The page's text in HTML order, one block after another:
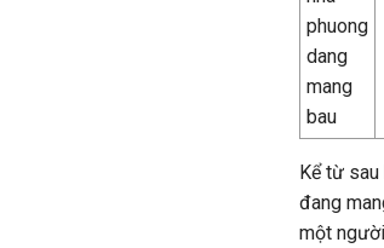
Kể từ
đang
một